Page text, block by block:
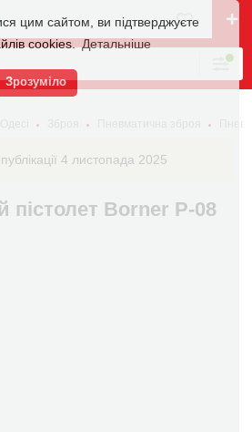
цим сайтом, ви підтверджуєте
cookies.
Детальніше
Зрозуміло
4 листопада 2025
пістолет Borner P-08